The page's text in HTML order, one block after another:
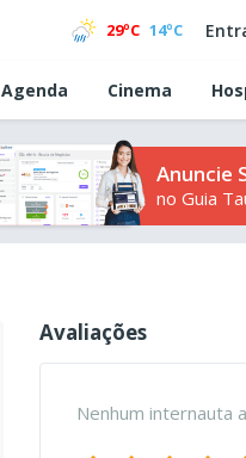
29ºC 14ºC
Agenda Cinema
Anuncie
no Guia
Avaliações
Nenhum internauta